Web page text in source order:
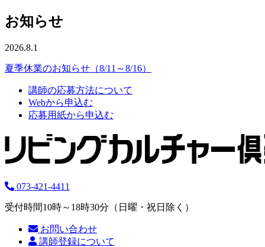
お知らせ
2026.8.1
夏季休業のお知らせ（8/11～8/16）
講師の応募方法について
Webから申込む
応募用紙から申込む
073-421-4411
受付時間10時～18時30分（日曜・祝日除く）
お問い合わせ
講師登録について